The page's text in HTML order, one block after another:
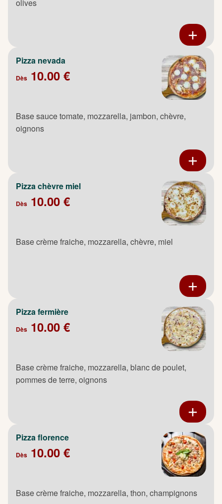
olives
Pizza nevada
Dès 10.00 €
Base sauce tomate, mozzarella, jambon, chèvre,
oignons
Pizza chèvre miel
Dès 10.00 €
Base crème fraiche, mozzarella, chèvre, miel
Pizza fermière
Dès 10.00 €
Base crème fraiche, mozzarella, blanc de poulet,
pommes de terre, oignons
Pizza florence
Dès 10.00 €
Base crème fraiche, mozzarella, thon, champignons